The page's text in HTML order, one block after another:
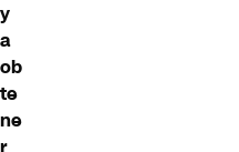
y
a
ob
te
ne
r